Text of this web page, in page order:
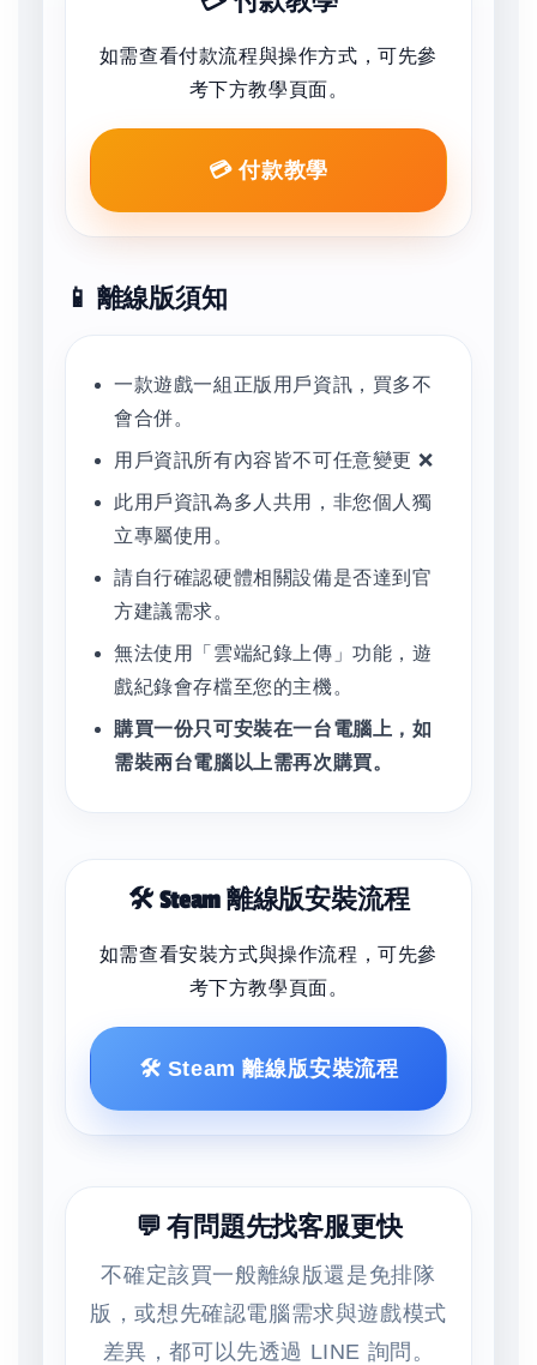
如需查看付款流程與操作方式，可先參
考下方教學頁面。
💳 付款教學
📱 離線版須知
一款遊戲一組正版用戶資訊，買多不
會合併。
用戶資訊所有內容皆不可任意變更 ❌
此用戶資訊為多人共用，非您個人獨
立專屬使用。
請自行確認硬體相關設備是否達到官
方建議需求。
無法使用「雲端紀錄上傳」功能，遊
戲紀錄會存檔至您的主機。
購買一份只可安裝在一台電腦上，如
需裝兩台電腦以上需再次購買。
🛠️ Steam 離線版安裝流程
如需查看安裝方式與操作流程，可先參
考下方教學頁面。
🛠️ Steam 離線版安裝流程
💬 有問題先找客服更快
不確定該買一般離線版還是免排隊
版，或想先確認電腦需求與遊戲模式
差異，都可以先透過 LINE 詢問。